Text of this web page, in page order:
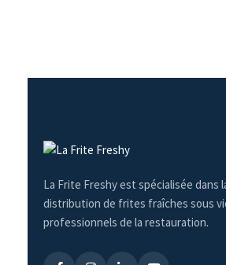
La Frite Freshy est spécialisée dans
distribution de frites fraîches sous
professionnels de la restauration.